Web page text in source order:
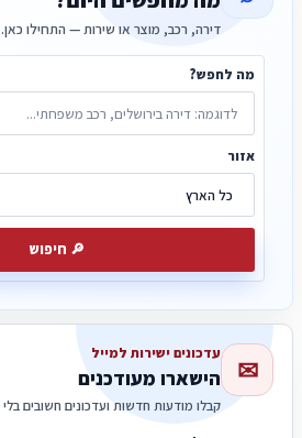
דירה, רכב, מוצר או שירות — התחילו כאן.
מה לחפש?
אזור
🔎
✉ עדכונים ישירות למייל
הישארו מעודכנים
קבלו מודעות חדשות ועדכונים חשובים